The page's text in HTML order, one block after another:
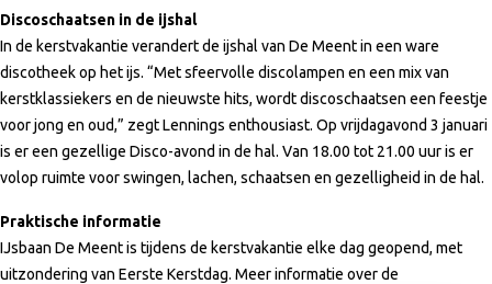
Discoschaatsen in de ijshal
In de kerstvakantie verandert de ijshal van De Meent in een ware
discotheek op het ijs. “Met sfeervolle discolampen en een mix van
kerstklassiekers en de nieuwste hits, wordt discoschaatsen een feestje
voor jong en oud,” zegt Lennings enthousiast. Op vrijdagavond 3 januari
is er een gezellige Disco-avond in de hal. Van 18.00 tot 21.00 uur is er
volop ruimte voor swingen, lachen, schaatsen en gezelligheid in de hal.
Praktische informatie
IJsbaan De Meent is tijdens de kerstvakantie elke dag geopend, met
uitzondering van Eerste Kerstdag. Meer informatie over de